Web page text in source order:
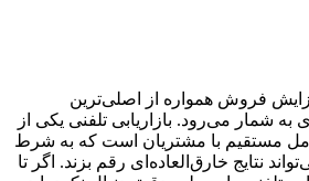
فروش همواره از اصلی‌ترین
شمار می‌رود. بازاریابی تلفنی یکی از
مستقیم با مشتریان است که به شرط
نتایج خارق‌العاده‌ای رقم بزند. اگر تا